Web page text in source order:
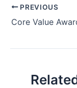
y
Li
n
e
b
o
k
PREVIOUS
Core Value